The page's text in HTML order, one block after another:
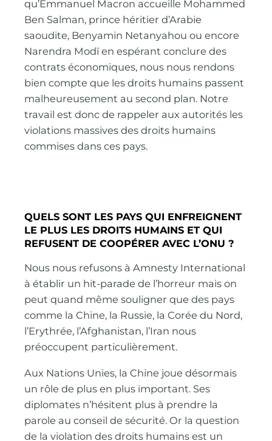
qu’Emmanuel Macron accueille Mohammed
Ben Salman, prince héritier d’Arabie
saoudite, Benyamin Netanyahou ou encore
Narendra Modī en espérant conclure des
contrats économiques, nous nous rendons
bien compte que les droits humains passent
malheureusement au second plan. Notre
travail est donc de rappeler aux autorités les
violations massives des droits humains
commises dans ces pays.
QUELS SONT LES PAYS QUI ENFREIGNENT
LE PLUS LES DROITS HUMAINS ET QUI
REFUSENT DE COOPÉRER AVEC L’ONU ?
Nous nous refusons à Amnesty International
à établir un hit-parade de l’horreur mais on
peut quand même souligner que des pays
comme la Chine, la Russie, la Corée du Nord,
l’Erythrée, l’Afghanistan, l’Iran nous
préoccupent particulièrement.
Aux Nations Unies, la Chine joue désormais
un rôle de plus en plus important. Ses
diplomates n’hésitent plus à prendre la
parole au conseil de sécurité. Or la question
de la violation des droits humains est un